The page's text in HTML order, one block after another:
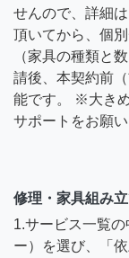
せんので、詳細
頂いてから、個
（家具の種類と
請後、本契約前
能です。 ※大き
サポートをお願
修理・家具組み
1.サービス一覧
ー）を選び、「